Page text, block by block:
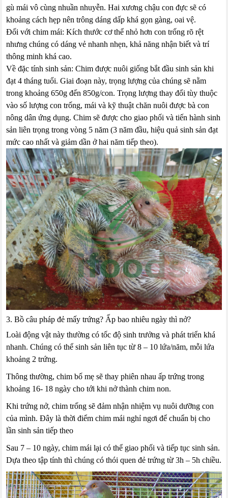
gù mái vô cùng nhuần nhuyễn. Hai xương chậu con đực sẽ có
khoảng cách hẹp nên trông dáng dấp khá gọn gàng, oai vệ.
Đối với chim mái: Kích thước cơ thể nhỏ hơn con trống rõ rệt
nhưng chúng có dáng vẻ nhanh nhẹn, khả năng nhận biết và trí
thông minh khá cao.
Về đặc tính sinh sản: Chim được nuôi giống bắt đầu sinh sản khi
đạt 4 tháng tuổi. Giai đoạn này, trọng lượng của chúng sẽ nằm
trong khoảng 650g đến 850g/con. Trọng lượng thay đổi tùy thuộc
vào số lượng con trống, mái và kỹ thuật chăn nuôi được bà con
nông dân ứng dụng. Chim sẽ được cho giao phối và tiến hành sinh
sản liên trọng trong vòng 5 năm (3 năm đầu, hiệu quả sinh sản đạt
mức cao nhất và giảm dần ở hai năm tiếp theo).
3. Bồ câu pháp đẻ mấy trứng? Ấp bao nhiêu ngày thì nở?
Loài động vật này thường có tốc độ sinh trưởng và phát triển khá
nhanh. Chúng có thể sinh sản liên tục từ 8 – 10 lứa/năm, mỗi lứa
khoảng 2 trứng.
Thông thường, chim bố mẹ sẽ thay phiên nhau ấp trứng trong
khoảng 16- 18 ngày cho tới khi nở thành chim non.
Khi trứng nở, chim trống sẽ đảm nhận nhiệm vụ nuôi dưỡng con
của mình. Đây là thời điểm chim mái nghỉ ngơi để chuẩn bị cho
lần sinh sản tiếp theo
Sau 7 – 10 ngày, chim mái lại có thể giao phối và tiếp tục sinh sản.
Dựa theo tập tính thì chúng có thói quen đẻ trứng từ 3h – 5h chiều.